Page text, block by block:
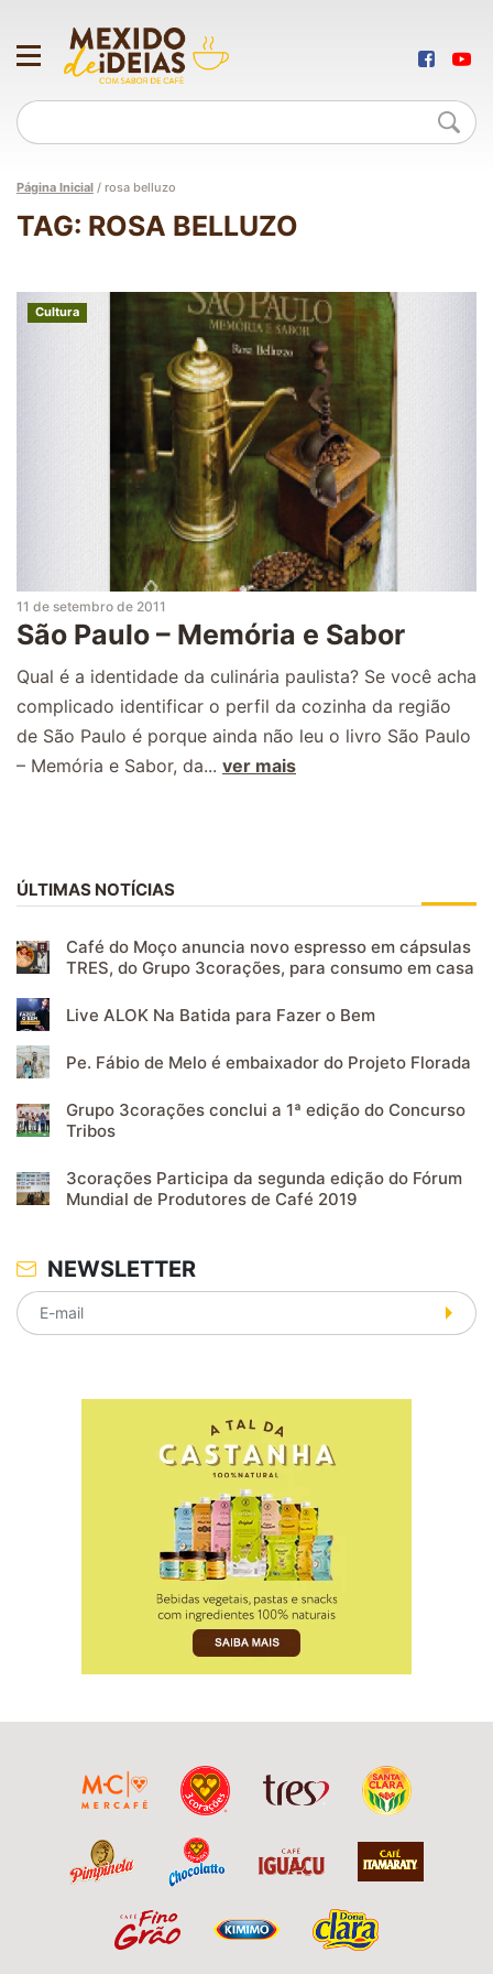
Página Inicial / rosa belluzo
TAG: ROSA BELLUZO
Cultura
11 de setembro de 2011
São Paulo – Memória e Sabor
Qual é a identidade da culinária paulista? Se você acha
complicado identificar o perfil da cozinha da região
de São Paulo é porque ainda não leu o livro São Paulo
– Memória e Sabor, da... ver mais
ÚLTIMAS NOTÍCIAS
Café do Moço anuncia novo espresso em cápsulas
TRES, do Grupo 3corações, para consumo em casa
Live ALOK Na Batida para Fazer o Bem
Pe. Fábio de Melo é embaixador do Projeto Florada
Grupo 3corações conclui a 1ª edição do Concurso
Tribos
3corações Participa da segunda edição do Fórum
Mundial de Produtores de Café 2019
NEWSLETTER